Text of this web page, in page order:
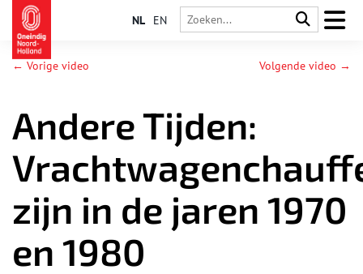
NL EN
← Vorige video Volgende video →
Andere Tijden:
zijn in de jaren 1970
en 1980